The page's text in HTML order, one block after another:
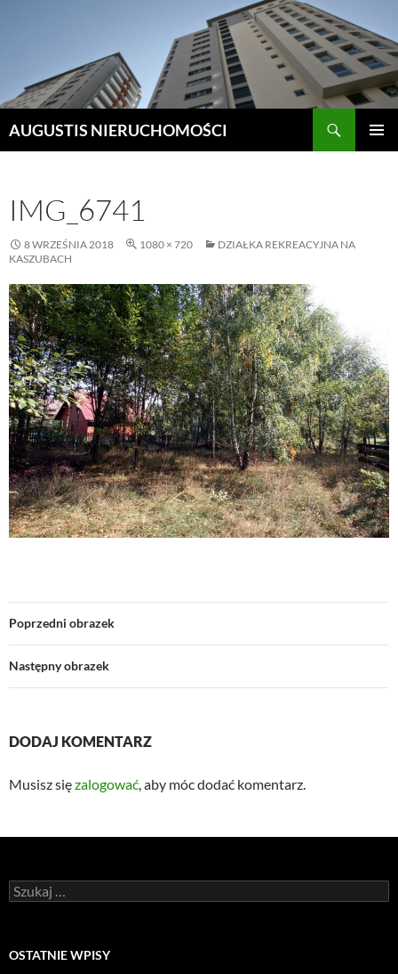
AUGUSTIS NIERUCHOMOŚCI
IMG_6741
8 WRZEŚNIA 2018 1080 × 720
DZIAŁKA REKREACYJNA NA
KASZUBACH
Poprzedni obrazek
Następny obrazek
DODAJ KOMENTARZ
Musisz sięzalogować, aby móc dodać komentarz.
Szukaj:
OSTATNIE WPISY